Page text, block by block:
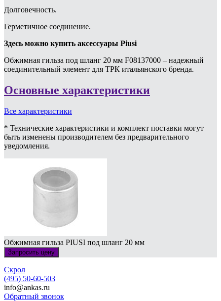
Долговечность.
Герметичное соединение.
Здесь можно купить аксессуары Piusi
Обжимная гильза под шланг 20 мм F08137000 – надежный
соединительный элемент для ТРК итальянского бренда.
Основные характеристики
Все характеристики
* Технические характеристики и комплект поставки могут
быть изменены производителем без предварительного
уведомления.
Обжимная гильза PIUSI под шланг 20 мм
Запросить цену
Скрол
(495) 50-60-503
info@ankas.ru
Обратный звонок